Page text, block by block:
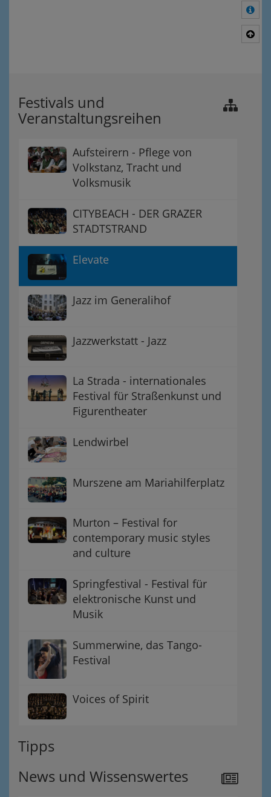
Festivals und
Veranstaltungsreihen
Aufsteirern - Pflege von
Volkstanz, Tracht und
Volksmusik
CITYBEACH - DER GRAZER
STADTSTRAND
Elevate
Jazz im Generalihof
Jazzwerkstatt - Jazz
La Strada - internationales
Festival für Straßenkunst und
Figurentheater
Lendwirbel
Murszene am Mariahilferplatz
Murton – Festival for
contemporary music styles
and culture
Springfestival - Festival für
elektronische Kunst und
Musik
Summerwine, das Tango-
Festival
Voices of Spirit
Tipps
News und Wissenswertes